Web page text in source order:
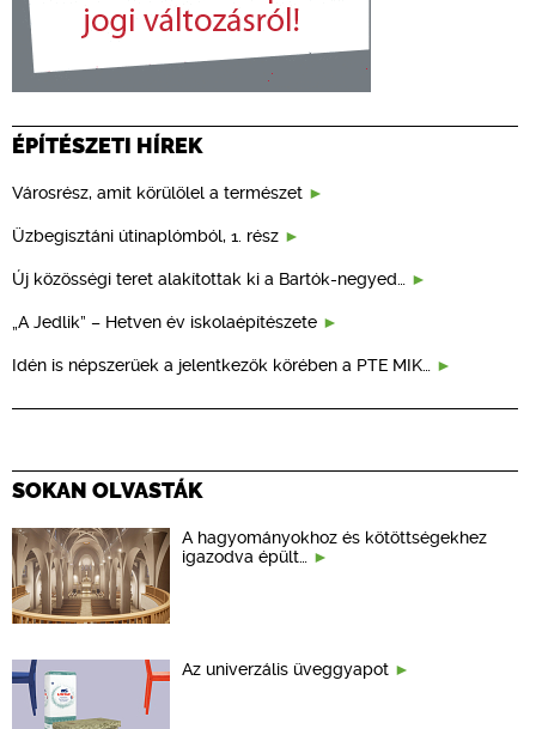
ÉPÍTÉSZETI HÍREK
Városrész, amit körülölel a természet
Üzbegisztáni útinaplómból, 1. rész
Új közösségi teret alakítottak ki a Bartók-negyed…
„A Jedlik” – Hetven év iskolaépítészete
Idén is népszerűek a jelentkezők körében a PTE MIK…
SOKAN OLVASTÁK
A hagyományokhoz és kötöttségekhez
igazodva épült…
Az univerzális üveggyapot